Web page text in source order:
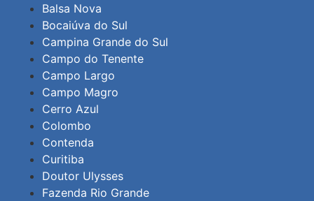
Balsa Nova
Bocaiúva do Sul
Campina Grande do Sul
Campo do Tenente
Campo Largo
Campo Magro
Cerro Azul
Colombo
Contenda
Curitiba
Doutor Ulysses
Fazenda Rio Grande